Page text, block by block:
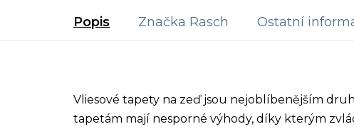
Popis Značka Rasch Ostatní
Vliesové tapety na zeď jsou nejoblíbenějším
tapetám mají nesporné výhody, díky kterým